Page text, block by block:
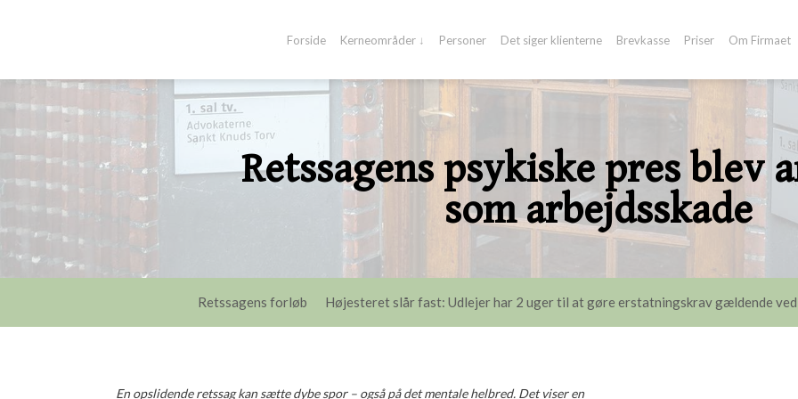
Forside Kerneområder ↓ Personer Det siger klienterne Brevkasse Priser Om Firmaet
Retssagens psykiske pres blev
som arbejdsskade
Retssagens forløb Højesteret slår fast: Udlejer har 2 uger til at gøre erstatningskrav gældende
En opslidende retssag kan sætte dybe spor – også på det mentale helbred. Det viser en